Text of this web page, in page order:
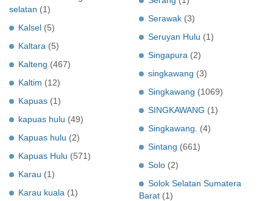
selatan (1)
Kalsel (5)
Kaltara (5)
Kalteng (467)
Kaltim (12)
Kapuas (1)
kapuas hulu (49)
Kapuas hulu (2)
Kapuas Hulu (571)
Karau (1)
Karau kuala (1)
Serawak (3)
Seruyan Hulu (1)
Singapura (2)
singkawang (3)
Singkawang (1069)
SINGKAWANG (1)
Singkawang.
(4)
Sintang (661)
Solo (2)
Solok Selatan Sumatera
Barat (1)